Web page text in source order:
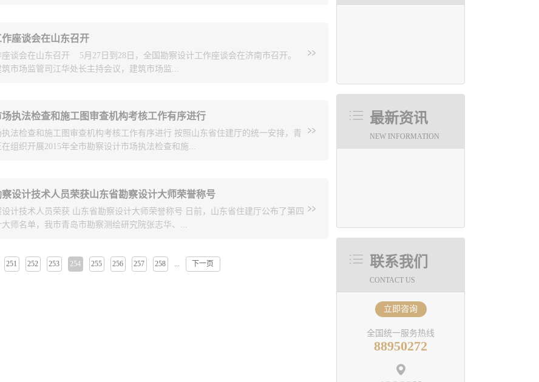
最新资讯
NEW INFORMATION
联系我们
CONTACT US
立即咨询
全国统一服务热线
88950272
意见答复和基础设计修改后，业主将报中海油投资委员会审
与成员四年多的刻苦努力，目前已完成全部攻关工作，进入了专项验收的关键阶
利通过专家评审，为下一步专项验收铺平了道路。
分公司承担的“MTO装置关键工程技术研发及应用”和“无循环上流式柴油液相加氢
工程建设分公司级科技项目进行了中期检查。经过课题长的汇报、专家讨论，专
题按计划任务书完成了课题阶段开发任务，取得了阶段性成果，通过中期检查
键工程技术研发及应用”课题于2013年立项，研究时间4年。课题已经完成了
择性、装置操作性能及长周期稳定运行等方面持平，力争有跨越式提高，并可将
拓展工程建设业务范围做好技术储备和支撑。 “无循环上流式柴油液相加氢成
2014年立项，研究时间2年。课题已经开展反应器催化剂床层数及各床层催化剂
座谈会在山东召开
谈会在山东召开 5月27日到28日，全国勘察设计工作座谈会在济南市召开。
市场监管司江华处长主持会议，建筑市场监...
出席会议并作重要讲话，山东省住建厅宋守军副厅长到会致辞。会议围绕贯彻落
文化系列讲话精神，完善建筑设计招标投标制度，进一步繁荣建筑文化进行了
交流了各地勘察设计管理工作经验，研究了建筑行业资质标准调整对行业发展
勘察设计市场和行业改革思路和措施。
执法检查和施工图审查机构考核工作有序进行
法检查和施工图审查机构考核工作有序进行 按照山东省住建厅的统一安排，青
组织开展2015年全市勘察设计市场执法检查和施...
考核工作。本次检查将分阶段进行，分为勘察设计单位和施工图审查机构自查、
市城乡建设委检查和督查三个阶段。目前检查文件已经发布，正处于受检勘察
查机构自查阶段，7月底之前市城乡建设委将把检查情况报告给省住建厅。
设计技术人员荣获山东省勘察设计大师荣誉称号
计技术人员荣获 山东省勘察设计大师荣誉称号 日前，山东省住建厅公布了第四
师名单，我市青岛市勘察测绘研究院张志华、...
有限公司徐达、青岛腾远设计事务所有限公司胡海涛三名专业技术人员荣获山东
251 252 253 254 255 256 257 258 ... 下一页